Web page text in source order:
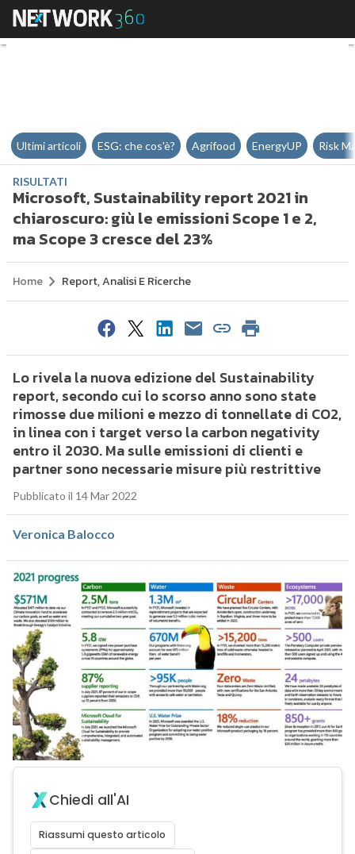
Microsoft, Sustainability report
Ultimi articoli ESG: che cos'è? Agrifood EnergyUP Risk
RISULTATI
Microsoft, Sustainability report 2021 in
chiaroscuro: giù le emissioni Scope 1 e 2,
ma Scope 3 cresce del 23%
Home Report, Analisi E Ricerche
Lo rivela la nuova edizione del Sustainability
report, secondo cui lo scorso anno sono state
rimosse due milioni e mezzo di tonnellate di CO2,
in linea con i target verso la carbon negativity
entro il 2030. Ma sulle emissioni di clienti e
partner sono necessarie misure più restrittive
Pubblicato il 14 Mar 2022
Veronica Balocco
Chiedi all'AI
Riassumi questo articolo